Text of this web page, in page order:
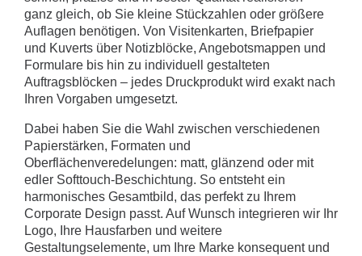
ganz gleich, ob Sie kleine Stückzahlen oder größere
Auflagen benötigen. Von Visitenkarten, Briefpapier
und Kuverts über Notizblöcke, Angebotsmappen und
Formulare bis hin zu individuell gestalteten
Auftragsblöcken – jedes Druckprodukt wird exakt nach
Ihren Vorgaben umgesetzt.
Dabei haben Sie die Wahl zwischen verschiedenen
Papierstärken, Formaten und
Oberflächenveredelungen: matt, glänzend oder mit
edler Softtouch-Beschichtung. So entsteht ein
harmonisches Gesamtbild, das perfekt zu Ihrem
Corporate Design passt. Auf Wunsch integrieren wir Ihr
Logo, Ihre Hausfarben und weitere
Gestaltungselemente, um Ihre Marke konsequent und